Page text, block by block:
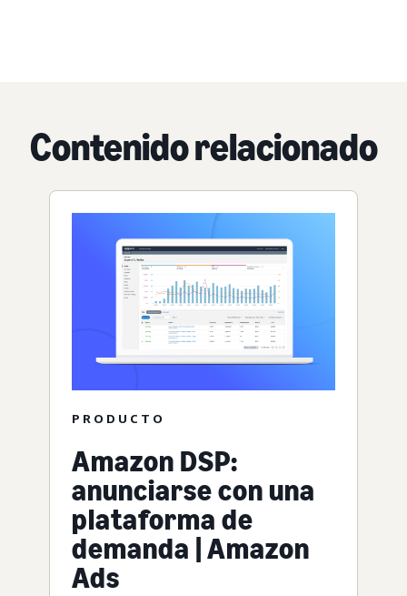
Contenido relacionado
PRODUCTO
Amazon DSP:
anunciarse con una
plataforma de
demanda | Amazon
Ads